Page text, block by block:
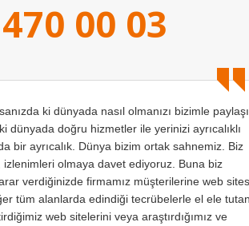
00 03
ki dünyada nasıl olmanızı bizimle
dünyada doğru hizmetler ile yerinizi ayrıcalıklı
bir ayrıcalık. Dünya bizim ortak sahnemiz. Biz
izlenimleri olmaya davet ediyoruz. Buna biz
verdiğinizde firmamız müşterilerine web
tüm alanlarda edindiği tecrübelerle el ele tutan
web sitelerini veya araştırdığımız ve